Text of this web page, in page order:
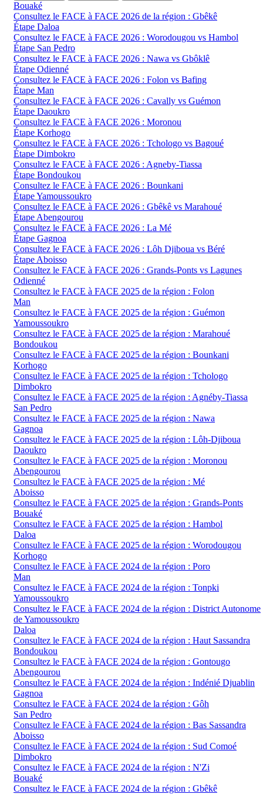
Bouaké
Consultez le FACE à FACE 2026 de la région : Gbêkê
Étape Daloa
Consultez le FACE à FACE 2026 : Worodougou vs Hambol
Étape San Pedro
Consultez le FACE à FACE 2026 : Nawa vs Gbôklê
Étape Odienné
Consultez le FACE à FACE 2026 : Folon vs Bafing
Étape Man
Consultez le FACE à FACE 2026 : Cavally vs Guémon
Étape Daoukro
Consultez le FACE à FACE 2026 : Moronou
Étape Korhogo
Consultez le FACE à FACE 2026 : Tchologo vs Bagoué
Étape Dimbokro
Consultez le FACE à FACE 2026 : Agneby-Tiassa
Étape Bondoukou
Consultez le FACE à FACE 2026 : Bounkani
Étape Yamoussoukro
Consultez le FACE à FACE 2026 : Gbêkê vs Marahoué
Étape Abengourou
Consultez le FACE à FACE 2026 : La Mé
Étape Gagnoa
Consultez le FACE à FACE 2026 : Lôh Djiboua vs Béré
Étape Aboisso
Consultez le FACE à FACE 2026 : Grands-Ponts vs Lagunes
Odienné
Consultez le FACE à FACE 2025 de la région : Folon
Man
Consultez le FACE à FACE 2025 de la région : Guémon
Yamoussoukro
Consultez le FACE à FACE 2025 de la région : Marahoué
Bondoukou
Consultez le FACE à FACE 2025 de la région : Bounkani
Korhogo
Consultez le FACE à FACE 2025 de la région : Tchologo
Dimbokro
Consultez le FACE à FACE 2025 de la région : Agnéby-Tiassa
San Pedro
Consultez le FACE à FACE 2025 de la région : Nawa
Gagnoa
Consultez le FACE à FACE 2025 de la région : Lôh-Djiboua
Daoukro
Consultez le FACE à FACE 2025 de la région : Moronou
Abengourou
Consultez le FACE à FACE 2025 de la région : Mé
Aboisso
Consultez le FACE à FACE 2025 de la région : Grands-Ponts
Bouaké
Consultez le FACE à FACE 2025 de la région : Hambol
Daloa
Consultez le FACE à FACE 2025 de la région : Worodougou
Korhogo
Consultez le FACE à FACE 2024 de la région : Poro
Man
Consultez le FACE à FACE 2024 de la région : Tonpki
Yamoussoukro
Consultez le FACE à FACE 2024 de la région : District Autonome
de Yamoussoukro
Daloa
Consultez le FACE à FACE 2024 de la région : Haut Sassandra
Bondoukou
Consultez le FACE à FACE 2024 de la région : Gontougo
Abengourou
Consultez le FACE à FACE 2024 de la région : Indénié Djuablin
Gagnoa
Consultez le FACE à FACE 2024 de la région : Gôh
San Pedro
Consultez le FACE à FACE 2024 de la région : Bas Sassandra
Aboisso
Consultez le FACE à FACE 2024 de la région : Sud Comoé
Dimbokro
Consultez le FACE à FACE 2024 de la région : N'Zi
Bouaké
Consultez le FACE à FACE 2024 de la région : Gbêkê